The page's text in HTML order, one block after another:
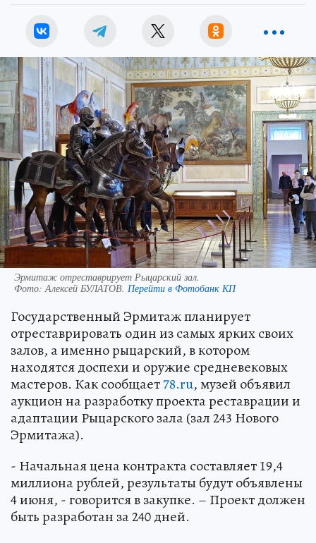
Эрмитаж отреставрирует Рыцарский зал.
Фото: Алексей БУЛАТОВ. Перейти в Фотобанк КП
Государственный Эрмитаж планирует
отреставрировать один из самых ярких своих
залов, а именно рыцарский, в котором
находятся доспехи и оружие средневековых
мастеров. Как сообщает78.ru, музей объявил
аукцион на разработку проекта реставрации и
адаптации Рыцарского зала (зал 243 Нового
Эрмитажа).
- Начальная цена контракта составляет 19,4
миллиона рублей, результаты будут объявлены
4 июня, - говорится в закупке. – Проект должен
быть разработан за 240 дней.